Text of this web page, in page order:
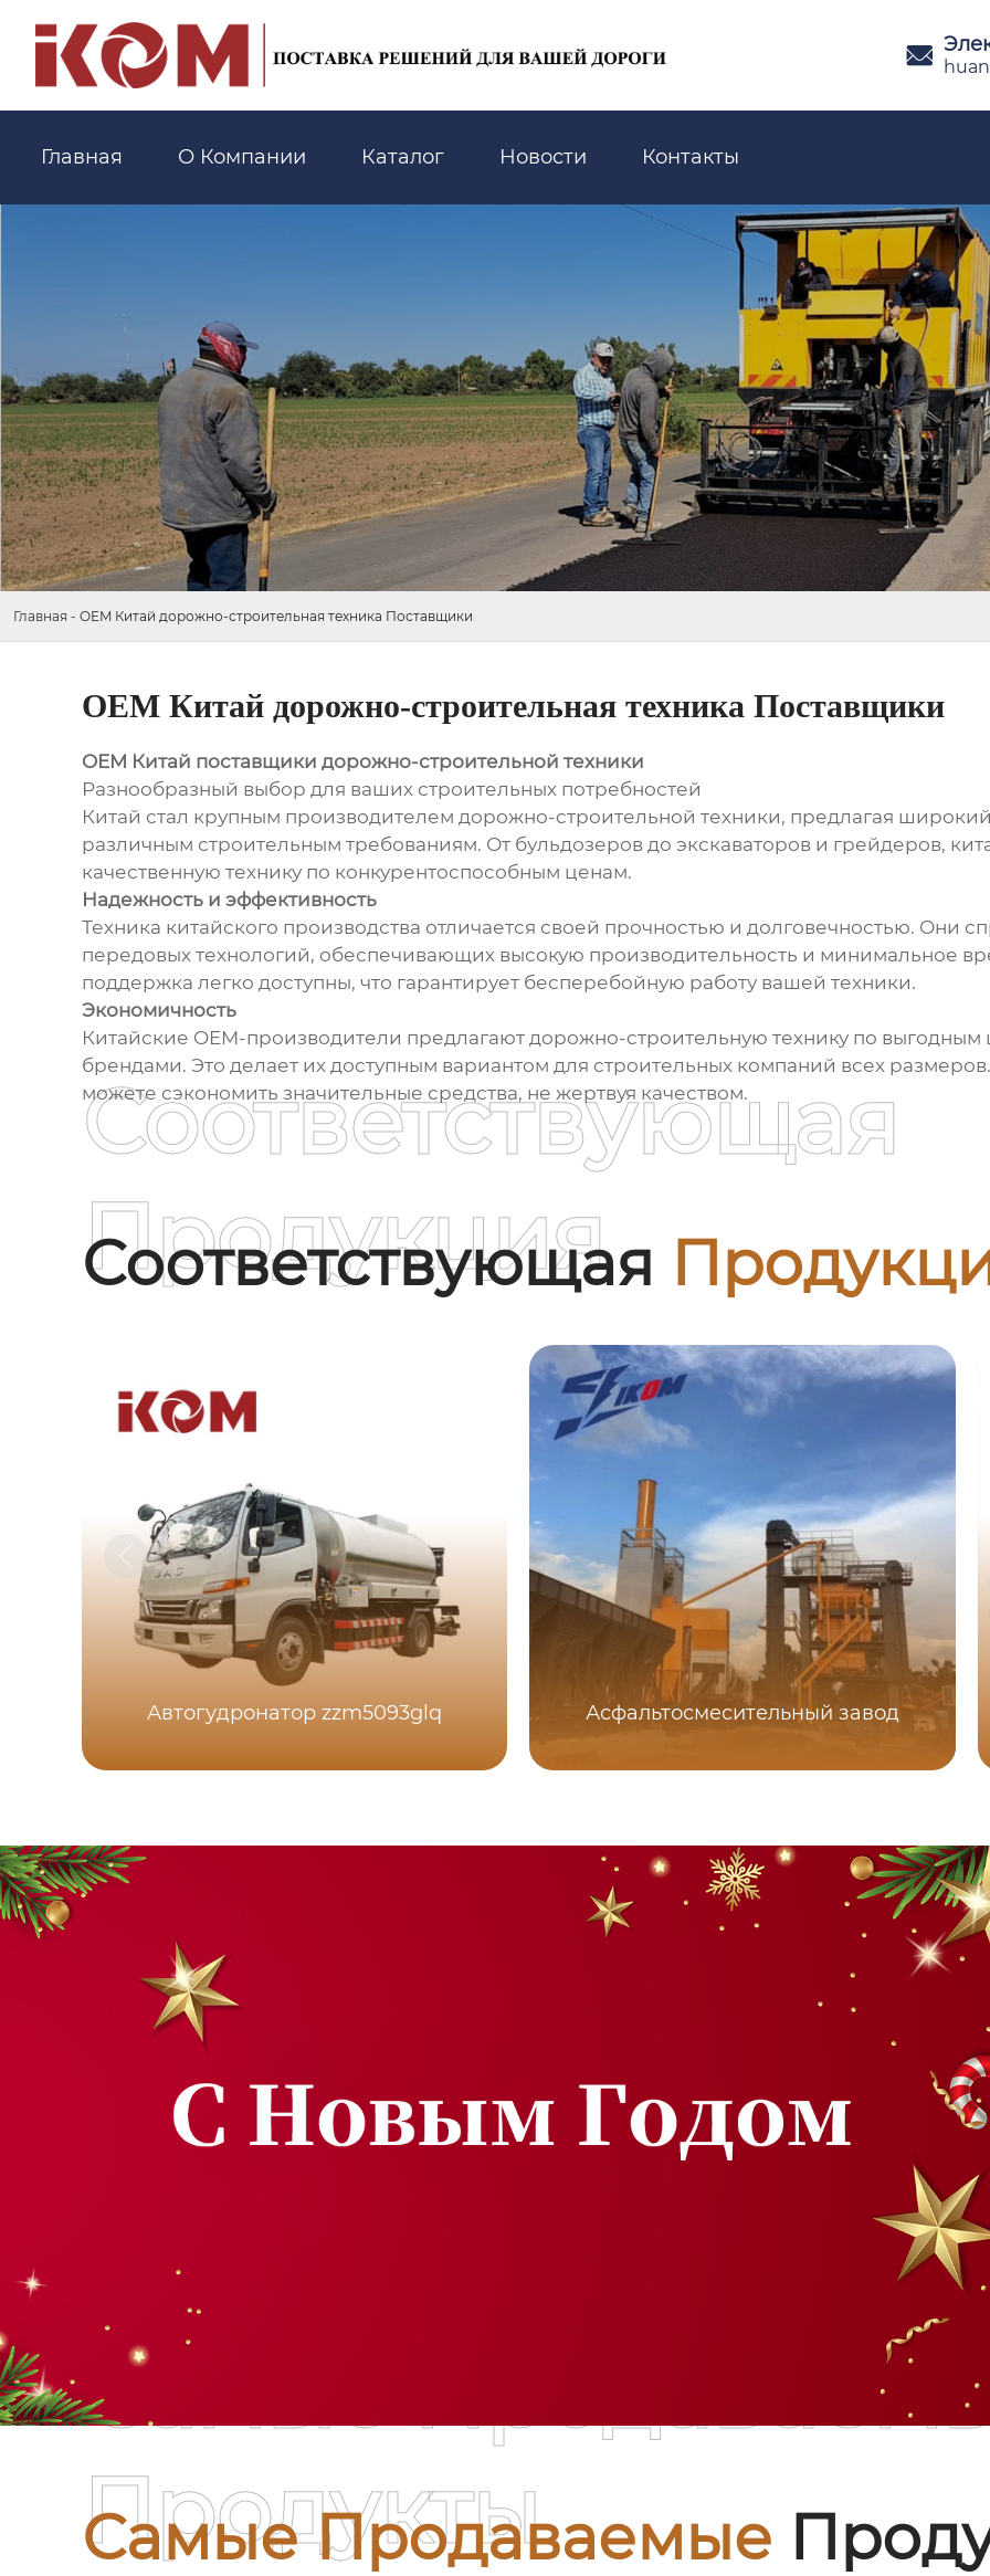

Главная О Компании Каталог Новости Контакты
Главная - OEM Китай дорожно-строительная техника Поставщики
OEM Китай дорожно-строительная техника Поставщики
OEM Китай поставщики дорожно-строительной техники
Разнообразный выбор для ваших строительных потребностей
Китай стал крупным производителем дорожно-строительной техники, предлагая
различным строительным требованиям. От бульдозеров до экскаваторов и грейдеров,
качественную технику по конкурентоспособным ценам.
Надежность и эффективность
Техника китайского производства отличается своей прочностью и долговечностью. Они
передовых технологий, обеспечивающих высокую производительность и минимальное
поддержка легко доступны, что гарантирует бесперебойную работу вашей техники.
Экономичность
Китайские OEM-производители предлагают дорожно-строительную технику по
брендами. Это делает их доступным вариантом для строительных компаний всех
можете сэкономить значительные средства, не жертвуя качеством.
Соответствующая
Соответствующая
Продукция
Автогудронатор zzm5093glq Асфальтосмесительный завод
Самые Продаваемые
Самые
Продукты